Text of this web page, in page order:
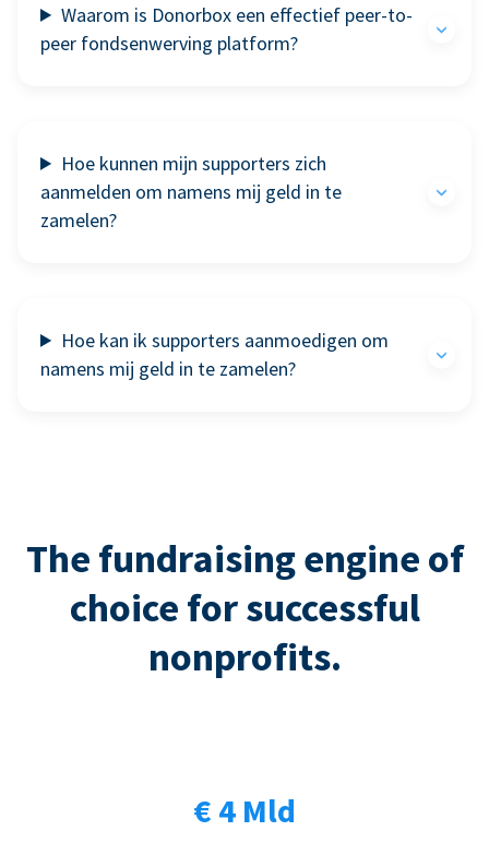
Waarom is Donorbox een effectief peer-to-
peer fondsenwerving platform?
Hoe kunnen mijn supporters zich
aanmelden om namens mij geld in te
zamelen?
Hoe kan ik supporters aanmoedigen om
namens mij geld in te zamelen?
The fundraising engine of
choice for successful
nonprofits.
€ 4 Mld